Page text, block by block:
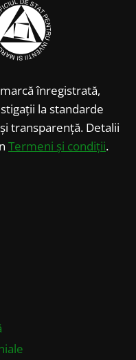
înregistrată,
la standarde
transparență. Detalii
Termeni și condiții.